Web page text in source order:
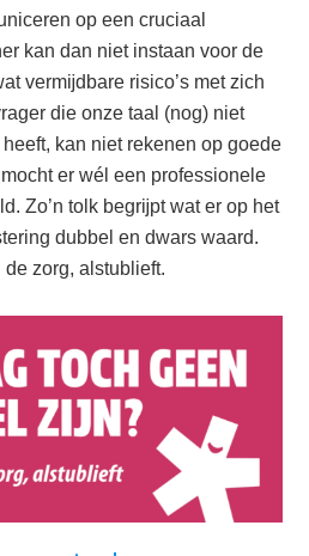
op een cruciaal
kan dan niet instaan voor de
vermĳdbare risico’s met zich
die onze taal (nog) niet
kan niet rekenen op goede
er wél een professionele
Zo’n tolk begrĳpt wat er op het
dubbel en dwars waard.
de zorg, alstublieft.